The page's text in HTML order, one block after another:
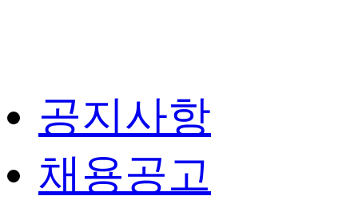
공지사항
채용공고